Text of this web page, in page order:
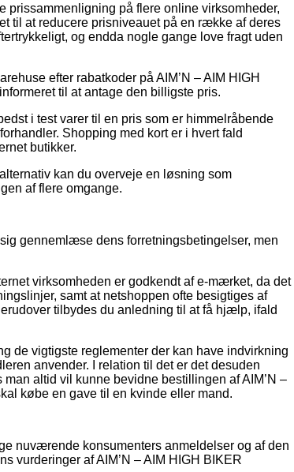
prissammenligning på flere online virksomheder,
til at reducere prisniveauet på en række af deres
og endda nogle gange love fragt uden
efter rabatkoder på AIM’N – AIM HIGH
til at antage den billigste pris.
i test varer til en pris som er himmelråbende
Shopping med kort er i hvert fald
butikker.
kan du overveje en løsning som
af flere omgange.
gennemlæse dens forretningsbetingelser, men
virksomheden er godkendt af e-mærket, da det
samt at netshoppen ofte besigtiges af
tilbydes du anledning til at få hjælp, ifald
de vigtigste reglementer der kan have indvirkning
anvender. I relation til det er det desuden
altid vil kunne bevidne bestillingen af AIM’N –
købe en gave til en kvinde eller mand.
nuværende konsumenters anmeldelser og af den
vurderinger af AIM’N – AIM HIGH BIKER